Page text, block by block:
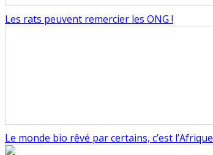
Les rats peuvent remercier les ONG !
Le monde bio rêvé par certains, c’est l’Afrique